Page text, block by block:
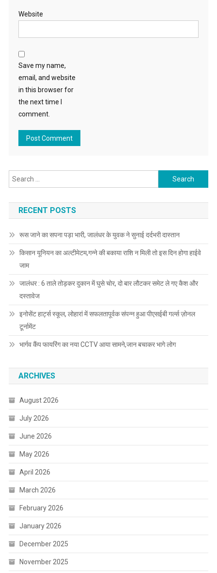
Website
Save my name,
email, and website
in this browser for
the next time I
comment.
Search for:
RECENT POSTS
रूस जाने का सपना पड़ा भारी, जालंधर के युवक ने सुनाई दर्दभरी दास्तान
किसान यूनियन का अल्टीमेटम,गन्ने की बकाया राशि न मिली तो इस दिन होगा हाईवे
जाम
जालंधर : 6 ताले तोड़कर दुकान में घुसे चोर, दो बार लौटकर समेट ले गए कैश और
दस्तावेज
इनोसेंट हार्ट्स स्कूल, लोहारां में सफलतापूर्वक संपन्न हुआ पीएसईबी गर्ल्स ज़ोनल
टूर्नामेंट
भार्गव कैंप फायरिंग का नया CCTV आया सामने,जान बचाकर भागे लोग
ARCHIVES
August 2026
July 2026
June 2026
May 2026
April 2026
March 2026
February 2026
January 2026
December 2025
November 2025